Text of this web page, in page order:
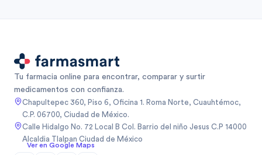
Tu farmacia online para encontrar, comparar y surtir
medicamentos con confianza.
Chapultepec 360, Piso 6, Oficina 1. Roma Norte, Cuauhtémoc,
C.P. 06700, Ciudad de México.
Calle Hidalgo No. 72 Local B Col. Barrio del niño Jesus C.P 14000
Alcaldia Tlalpan Ciudad de México
Ver en Google Maps